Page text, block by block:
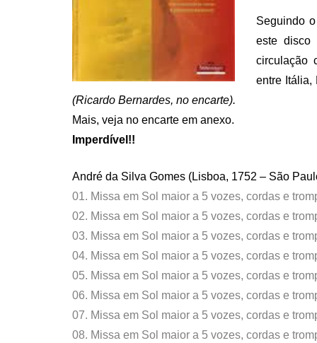
Seguindo
este disco
circulação
entre Itália,
(Ricardo Bernardes, no encarte).
Mais, veja no encarte em anexo.
Imperdível!!
André da Silva Gomes (Lisboa, 1752 – São
01. Missa em Sol maior a 5 vozes, cordas e
02. Missa em Sol maior a 5 vozes, cordas e
03. Missa em Sol maior a 5 vozes, cordas e
04. Missa em Sol maior a 5 vozes, cordas e
05. Missa em Sol maior a 5 vozes, cordas e
06. Missa em Sol maior a 5 vozes, cordas e
07. Missa em Sol maior a 5 vozes, cordas e
08. Missa em Sol maior a 5 vozes, cordas e